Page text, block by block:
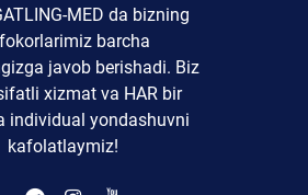
MED da bizning
barcha
javob berishadi. Biz
xizmat va HAR bir
individual yondashuvni
kafolatlaymiz!